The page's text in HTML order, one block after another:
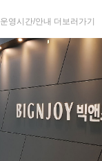
운영시간/안내 더보러가기